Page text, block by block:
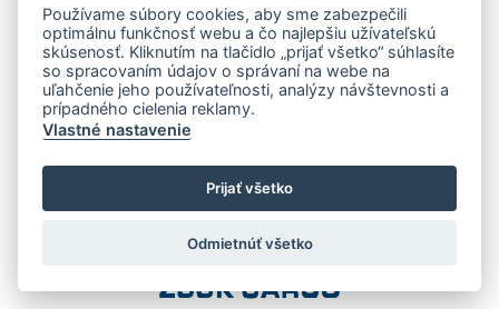
Používame súbory cookies, aby sme zabezpečili
optimálnu funkčnosť webu a čo najlepšiu užívateľskú
skúsenosť. Kliknutím na tlačidlo „prijať všetko“ súhlasíte
so spracovaním údajov o správaní na webe na
uľahčenie jeho používateľnosti, analýzy návštevnosti a
prípadného cielenia reklamy.
Vlastné nastavenie
Prijať všetko
Odmietnúť všetko